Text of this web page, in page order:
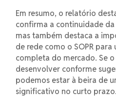
Em resumo, o relatório
confirma a continuidade
mas também destaca a
de rede como o SOPR para
completa do mercado. Se
desenvolver conforme
podemos estar à beira de
significativo no curto prazo.